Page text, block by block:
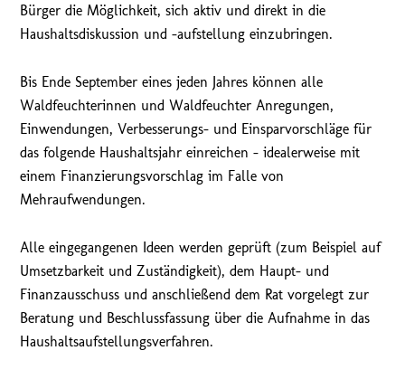
Bürger die Möglichkeit, sich aktiv und direkt in die
Haushaltsdiskussion und -aufstellung einzubringen.
Bis Ende September eines jeden Jahres können alle
Waldfeuchterinnen und Waldfeuchter Anregungen,
Einwendungen, Verbesserungs- und Einsparvorschläge für
das folgende Haushaltsjahr einreichen – idealerweise mit
einem Finanzierungsvorschlag im Falle von
Mehraufwendungen.
Alle eingegangenen Ideen werden geprüft (zum Beispiel auf
Umsetzbarkeit und Zuständigkeit), dem Haupt- und
Finanzausschuss und anschließend dem Rat vorgelegt zur
Beratung und Beschlussfassung über die Aufnahme in das
Haushaltsaufstellungsverfahren.